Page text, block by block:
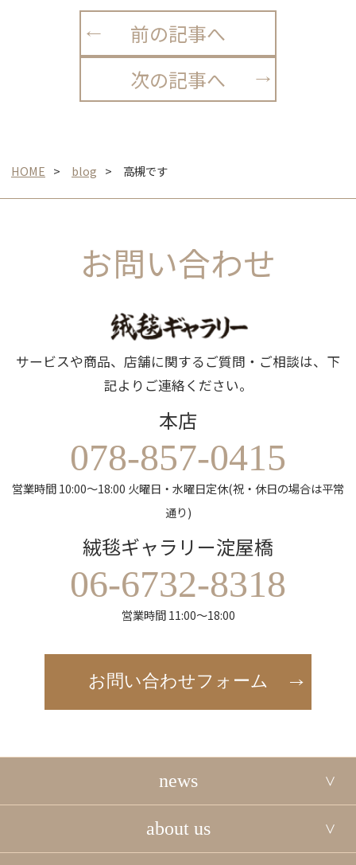
前の記事へ
次の記事へ
HOME blog 高槻です
お問い合わせ
サービスや商品、店舗に関するご質問・ご相談は、下
記よりご連絡ください。
本店
078-857-0415
営業時間 10:00～18:00 火曜日・水曜日定休(祝・休日の場合は平常
通り)
絨毯ギャラリー淀屋橋
06-6732-8318
営業時間 11:00～18:00
お問い合わせフォーム
news
about us